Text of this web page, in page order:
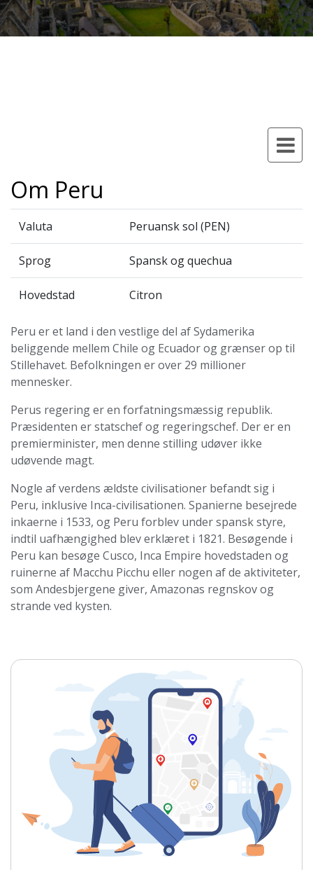
Om Peru
Valuta Peruansk sol (PEN)
Sprog Spansk og quechua
Hovedstad Citron
Peru er et land i den vestlige del af Sydamerika
beliggende mellem Chile og Ecuador og grænser op til
Stillehavet. Befolkningen er over 29 millioner
mennesker.
Perus regering er en forfatningsmæssig republik.
Præsidenten er statschef og regeringschef. Der er en
premierminister, men denne stilling udøver ikke
udøvende magt.
Nogle af verdens ældste civilisationer befandt sig i
Peru, inklusive Inca-civilisationen. Spanierne besejrede
inkaerne i 1533, og Peru forblev under spansk styre,
indtil uafhængighed blev erklæret i 1821. Besøgende i
Peru kan besøge Cusco, Inca Empire hovedstaden og
ruinerne af Macchu Picchu eller nogen af de aktiviteter,
som Andesbjergene giver, Amazonas regnskov og
strande ved kysten.